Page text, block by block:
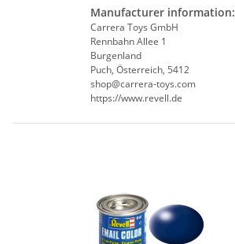
Manufacturer information:
Carrera Toys GmbH
Rennbahn Allee 1
Burgenland
Puch, Österreich, 5412
shop@carrera-toys.com
https://www.revell.de